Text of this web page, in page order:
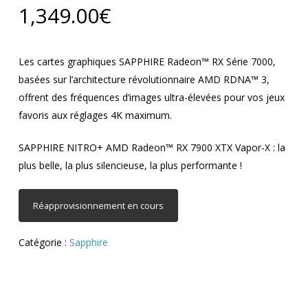
1,349.00€
Les cartes graphiques SAPPHIRE Radeon™ RX Série 7000,
basées sur l’architecture révolutionnaire AMD RDNA™ 3,
offrent des fréquences d’images ultra-élevées pour vos jeux
favoris aux réglages 4K maximum.
SAPPHIRE NITRO+ AMD Radeon™ RX 7900 XTX Vapor-X : la
plus belle, la plus silencieuse, la plus performante !
Réapprovisionnement en cours
Catégorie : Sapphire